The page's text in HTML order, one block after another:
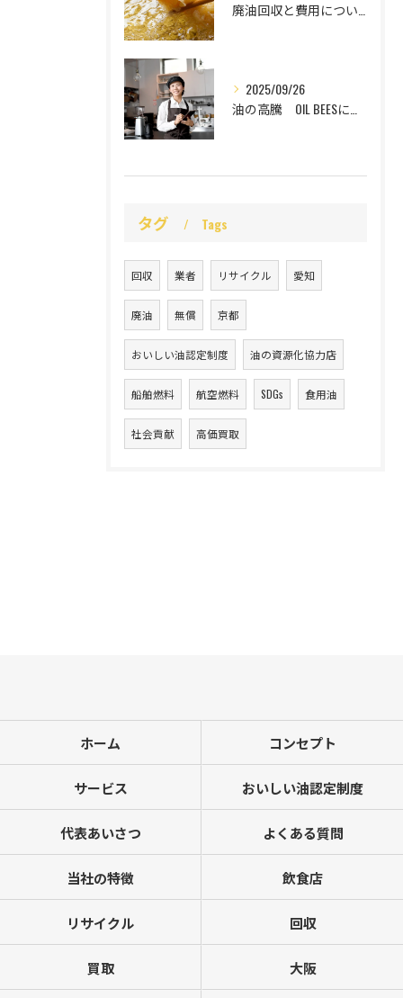
2025/09/26
タグ Tags
回収 業者 リサイクル 愛知
廃油 無償 京都
おいしい油認定制度 油の資源化協力店
船舶燃料 航空燃料 SDGs 食用油
社会貢献 高価買取
ホーム コンセプト
サービス おいしい油認定制度
代表あいさつ よくある質問
当社の特徴 飲食店
リサイクル 回収
買取 大阪